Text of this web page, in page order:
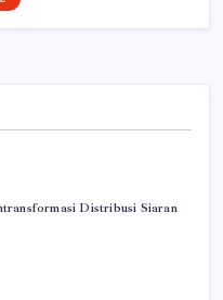
Distribusi Siaran